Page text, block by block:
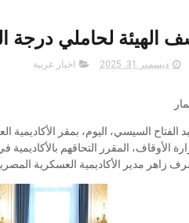
الهيئة لحاملي درجة
ديسمبر 31, 2025 اخبار عربية
الفتاح السيسي، اليوم، بمقر
الأوقاف، المقرر التحاقهم
زاهر مدير الأكاديمية العسكرية